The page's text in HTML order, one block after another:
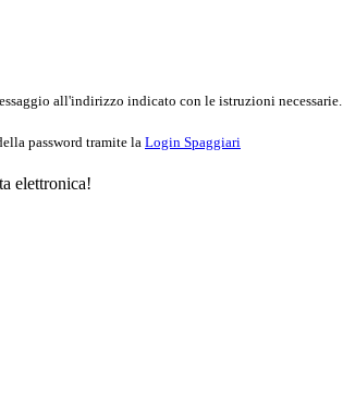
all'indirizzo indicato con le istruzioni necessarie.
password tramite la Login Spaggiari
elettronica!